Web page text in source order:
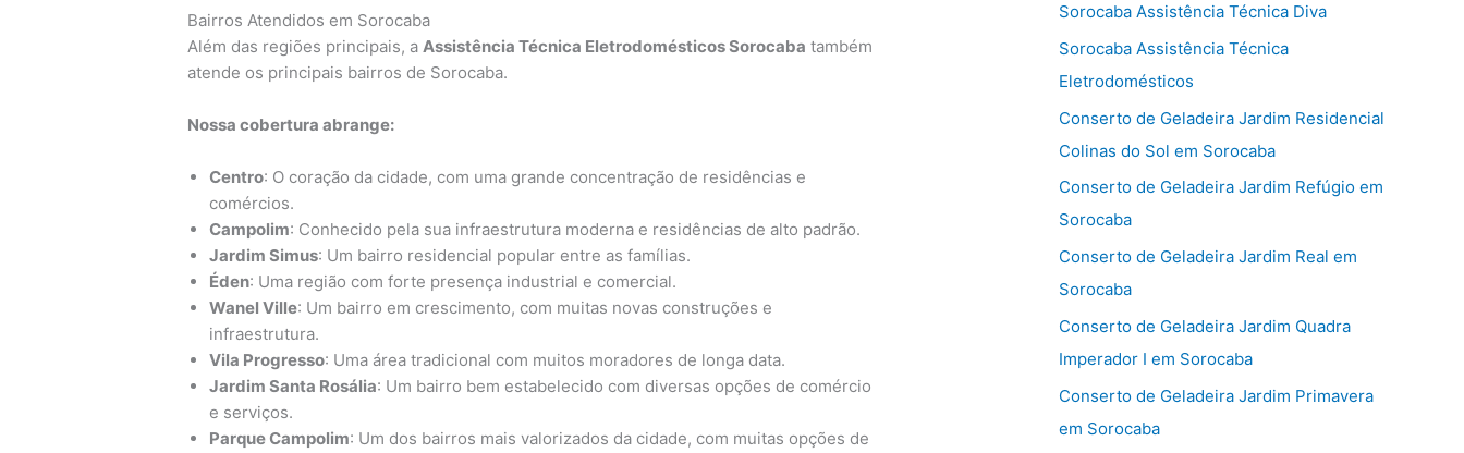
Bairros Atendidos em Sorocaba
Além das regiões principais, aAssistência Técnica Eletrodomésticos Sorocaba também
atende os principais bairros de Sorocaba.
Nossa cobertura abrange:
Centro: O coração da cidade, com uma grande concentração de residências e
comércios.
Campolim: Conhecido pela sua infraestrutura moderna e residências de alto padrão.
Jardim Simus: Um bairro residencial popular entre as famílias.
Éden: Uma região com forte presença industrial e comercial.
Wanel Ville: Um bairro em crescimento, com muitas novas construções e
infraestrutura.
Vila Progresso: Uma área tradicional com muitos moradores de longa data.
Jardim Santa Rosália: Um bairro bem estabelecido com diversas opções de comércio
e serviços.
Parque Campolim: Um dos bairros mais valorizados da cidade, com muitas opções de
Sorocaba Assistência Técnica Diva
Sorocaba Assistência Técnica
Eletrodomésticos
Conserto de Geladeira Jardim Residencial
Colinas do Sol em Sorocaba
Conserto de Geladeira Jardim Refúgio em
Sorocaba
Conserto de Geladeira Jardim Real em
Sorocaba
Conserto de Geladeira Jardim Quadra
Imperador I em Sorocaba
Conserto de Geladeira Jardim Primavera
em Sorocaba